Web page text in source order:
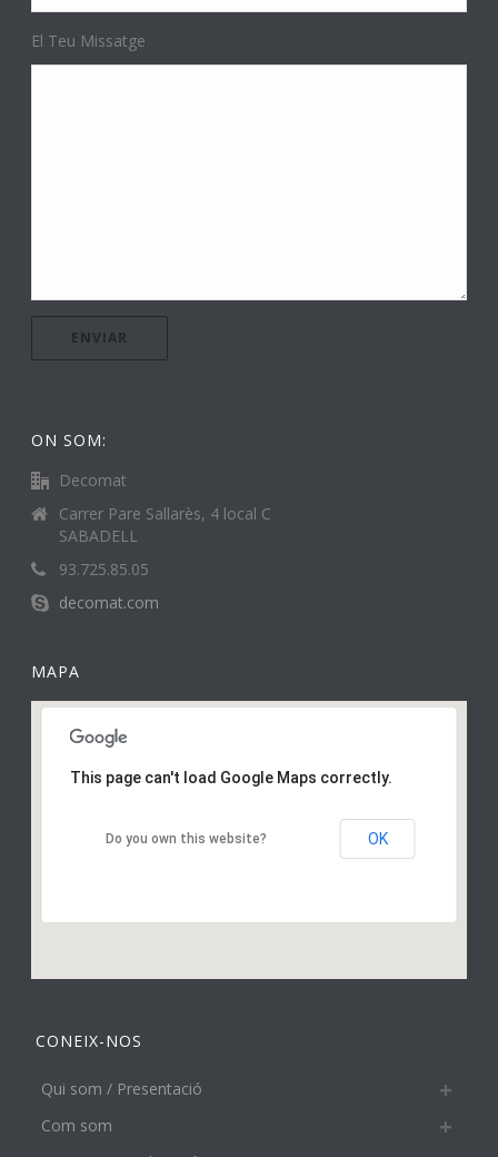
El Teu Missatge
ON SOM:
Decomat
Carrer Pare Sallarès, 4 local C
SABADELL
93.725.85.05
decomat.com
MAPA
This page can't load Google Maps correctly.
Do you own this website? OK
CONEIX-NOS
Qui som / Presentació
Com som